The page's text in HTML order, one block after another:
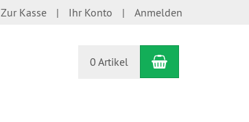
Zur Kasse Ihr Konto Anmelden
0 Artikel Warenkorb